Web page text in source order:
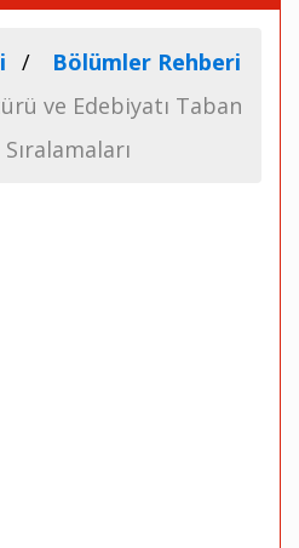
Bölümler Rehberi
ve Edebiyatı Taban